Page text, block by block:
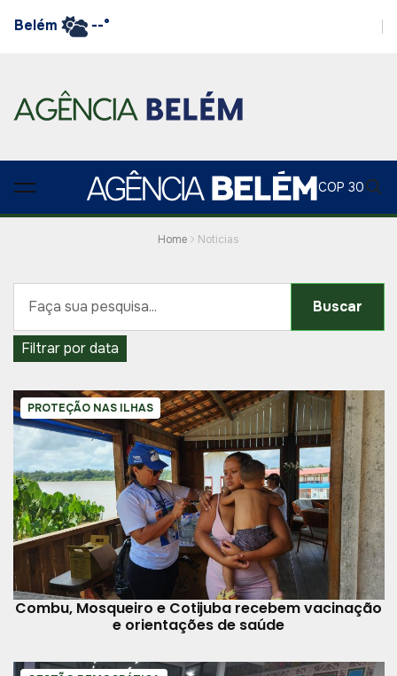
Belém --°
COP 30
Home Noticias
Buscar
Filtrar por data
PROTEÇÃO NAS ILHAS
Combu, Mosqueiro e Cotijuba recebem vacinação
e orientações de saúde